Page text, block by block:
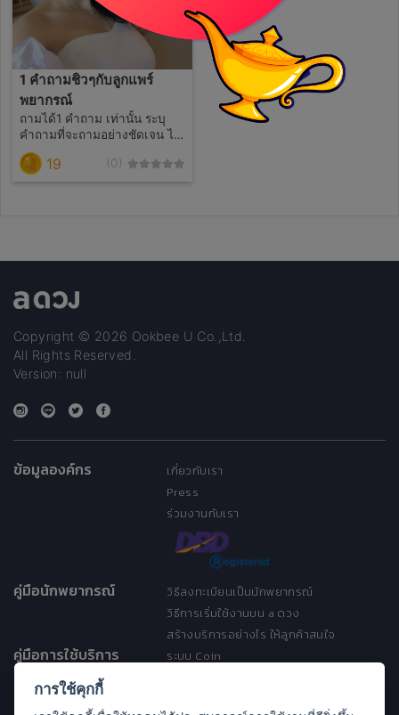
1 คำถามชิวๆกับลูกแพร์
พยากรณ์
ถามได้1 คำถาม เท่านั้น ระบุ
คำถามที่จะถามอย่างชัดเจน ไม่
รับคำถาม แบบกว้างๆ หรือ
คำถาม ผิดศีลธรรมใดๆ ไม่ ตอบ
เอกสารกู้เงิน ภายใน 10วัน20
19 (0)
Copyright © 2026 Ookbee U Co.,Ltd.
All Rights Reserved.
Version: null
ข้อมูลองค์กร
เกี่ยวกับเรา
Press
ร่วมงานกับเรา
คู่มือนักพยากรณ์
วิธีลงทะเบียนเป็นนักพยากรณ์
วิธีการเริ่มใช้งานบน a ดวง
สร้างบริการอย่างไร ให้ลูกค้าสนใจ
คู่มือการใช้บริการ
ระบบ Coin
การใช้คุกกี้